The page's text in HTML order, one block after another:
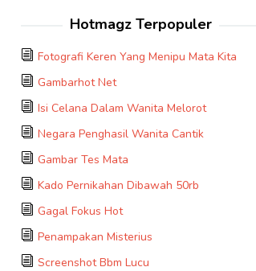
Hotmagz Terpopuler
Fotografi Keren Yang Menipu Mata Kita
Gambarhot Net
Isi Celana Dalam Wanita Melorot
Negara Penghasil Wanita Cantik
Gambar Tes Mata
Kado Pernikahan Dibawah 50rb
Gagal Fokus Hot
Penampakan Misterius
Screenshot Bbm Lucu